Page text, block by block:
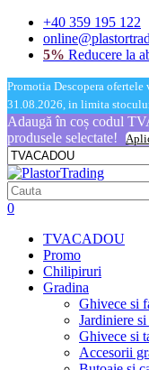
+40 359 195 122
5% Reducere la
Promotia Descopera
31.08.2026, in limita
Adaugă în coș codul
produsele selectate!
0
TVACADOU
Promo
Chilipiruri
Gradina
Ghivece si
Jardiniere
Ghivece si
Accesorii